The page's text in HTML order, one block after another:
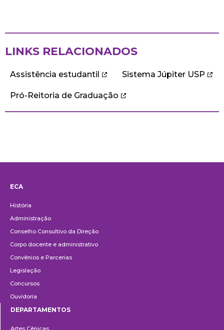
LINKS RELACIONADOS
Assistência estudantil Sistema Júpiter USP
Pró-Reitoria de Graduação
ECA
História
Administração
Conselho Consultivo da Direção
Corpo docente e administrativo
Convênios e Parcerias
Legislação
Concursos
Ouvidoria
DEPARTAMENTOS
Artes Cênicas